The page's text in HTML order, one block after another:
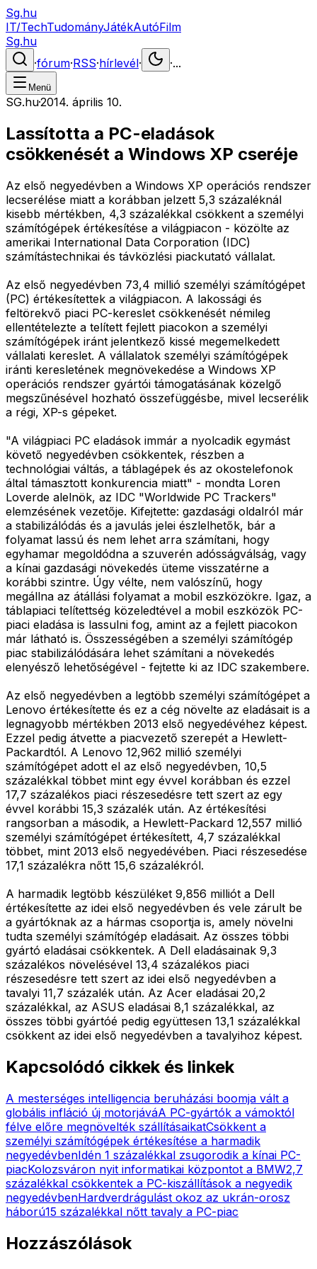
Sg.hu
IT/TechTudományJátékAutóFilm
Sg.hu
·fórum·RSS·hírlevél· ·...
Menü
SG.hu·2014. április 10.
Lassította a PC-eladások
csökkenését a Windows XP cseréje
Az első negyedévben a Windows XP operációs rendszer
lecserélése miatt a korábban jelzett 5,3 százaléknál
kisebb mértékben, 4,3 százalékkal csökkent a személyi
számítógépek értékesítése a világpiacon - közölte az
amerikai International Data Corporation (IDC)
számítástechnikai és távközlési piackutató vállalat.
Az első negyedévben 73,4 millió személyi számítógépet
(PC) értékesítettek a világpiacon. A lakossági és
feltörekvő piaci PC-kereslet csökkenését némileg
ellentételezte a telített fejlett piacokon a személyi
számítógépek iránt jelentkező kissé megemelkedett
vállalati kereslet. A vállalatok személyi számítógépek
iránti keresletének megnövekedése a Windows XP
operációs rendszer gyártói támogatásának közelgő
megszűnésével hozható összefüggésbe, mivel lecserélik
a régi, XP-s gépeket.
"A világpiaci PC eladások immár a nyolcadik egymást
követő negyedévben csökkentek, részben a
technológiai váltás, a táblagépek és az okostelefonok
által támasztott konkurencia miatt" - mondta Loren
Loverde alelnök, az IDC "Worldwide PC Trackers"
elemzésének vezetője. Kifejtette: gazdasági oldalról már
a stabilizálódás és a javulás jelei észlelhetők, bár a
folyamat lassú és nem lehet arra számítani, hogy
egyhamar megoldódna a szuverén adósságválság, vagy
a kínai gazdasági növekedés üteme visszatérne a
korábbi szintre. Úgy vélte, nem valószínű, hogy
megállna az átállási folyamat a mobil eszközökre. Igaz, a
táblapiaci telítettség közeledtével a mobil eszközök PC-
piaci eladása is lassulni fog, amint az a fejlett piacokon
már látható is. Összességében a személyi számítógép
piac stabilizálódására lehet számítani a növekedés
elenyésző lehetőségével - fejtette ki az IDC szakembere.
Az első negyedévben a legtöbb személyi számítógépet a
Lenovo értékesítette és ez a cég növelte az eladásait is a
legnagyobb mértékben 2013 első negyedévéhez képest.
Ezzel pedig átvette a piacvezető szerepét a Hewlett-
Packardtól. A Lenovo 12,962 millió személyi
számítógépet adott el az első negyedévben, 10,5
százalékkal többet mint egy évvel korábban és ezzel
17,7 százalékos piaci részesedésre tett szert az egy
évvel korábbi 15,3 százalék után. Az értékesítési
rangsorban a második, a Hewlett-Packard 12,557 millió
személyi számítógépet értékesített, 4,7 százalékkal
többet, mint 2013 első negyedévében. Piaci részesedése
17,1 százalékra nőtt 15,6 százalékról.
A harmadik legtöbb készüléket 9,856 milliót a Dell
értékesítette az idei első negyedévben és vele zárult be
a gyártóknak az a hármas csoportja is, amely növelni
tudta személyi számítógép eladásait. Az összes többi
gyártó eladásai csökkentek. A Dell eladásainak 9,3
százalékos növelésével 13,4 százalékos piaci
részesedésre tett szert az idei első negyedévben a
tavalyi 11,7 százalék után. Az Acer eladásai 20,2
százalékkal, az ASUS eladásai 8,1 százalékkal, az
összes többi gyártóé pedig együttesen 13,1 százalékkal
csökkent az idei első negyedévben a tavalyihoz képest.
Kapcsolódó cikkek és linkek
A mesterséges intelligencia beruházási boomja vált a
globális infláció új motorjáváA PC-gyártók a vámoktól
félve előre megnövelték szállításaikatCsökkent a
személyi számítógépek értékesítése a harmadik
negyedévbenIdén 1 százalékkal zsugorodik a kínai PC-
piacKolozsváron nyit informatikai központot a BMW2,7
százalékkal csökkentek a PC-kiszállítások a negyedik
negyedévbenHardverdrágulást okoz az ukrán-orosz
háború15 százalékkal nőtt tavaly a PC-piac
Hozzászólások